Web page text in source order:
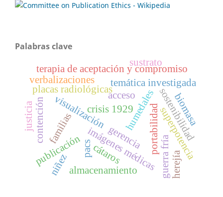
Palabras clave
crisis 1929humedales
temática investigada
pacs portabilidad
visualización
placas radiológicas
imágenes médicas
almacenamiento
verbalizaciones
terapia de aceptación y compromiso
familias sostenibilidad
contención superpotencia
guerra fría
justicia
acceso
publicación gerencia
niñez
sustrato
biomasa
cátaros herejía